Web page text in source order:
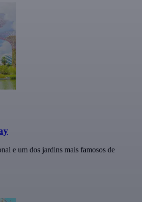
e um dos jardins mais famosos de